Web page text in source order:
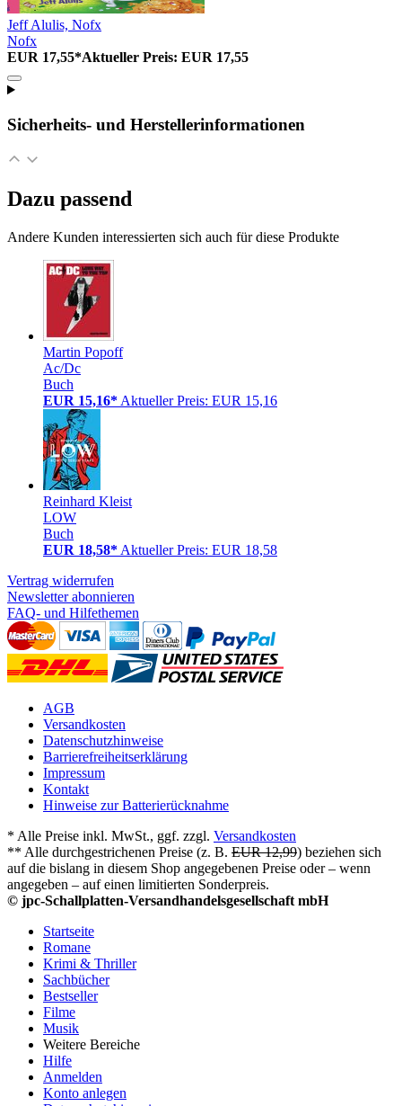
Jeff Alulis, Nofx
Nofx
EUR 17,55*Aktueller Preis: EUR 17,55
Sicherheits- und Herstellerinformationen
Dazu passend
Andere Kunden interessierten sich auch für diese Produkte
Martin Popoff
Ac/Dc
Buch
EUR 15,16* Aktueller Preis: EUR 15,16
Reinhard Kleist
LOW
Buch
EUR 18,58* Aktueller Preis: EUR 18,58
Vertrag widerrufen
Newsletter abonnieren
FAQ- und Hilfethemen
AGB
Versandkosten
Datenschutzhinweise
Barrierefreiheitserklärung
Impressum
Kontakt
Hinweise zur Batterierücknahme
* Alle Preise inkl. MwSt., ggf. zzgl. Versandkosten
** Alle durchgestrichenen Preise (z. B. EUR 12,99) beziehen sich
auf die bislang in diesem Shop angegebenen Preise oder – wenn
angegeben – auf einen limitierten Sonderpreis.
© jpc-Schallplatten-Versandhandelsgesellschaft mbH
Startseite
Romane
Krimi & Thriller
Sachbücher
Bestseller
Filme
Musik
Weitere Bereiche
Hilfe
Anmelden
Konto anlegen